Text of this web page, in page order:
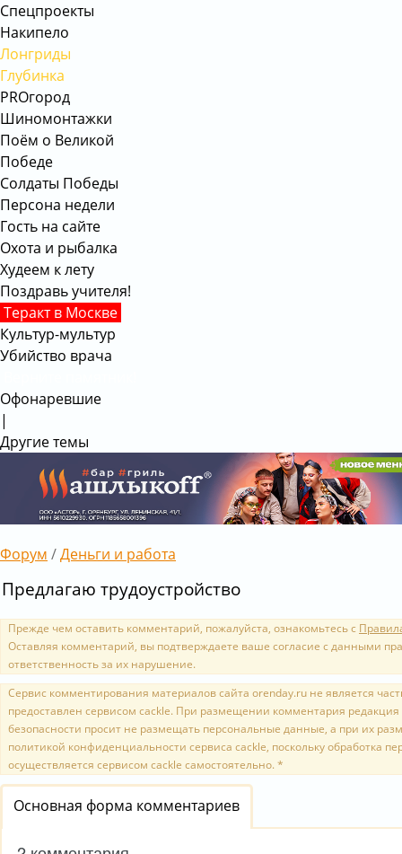
Спецпроекты
Накипело
Лонгриды
Глубинка
PROгород
Шиномонтажки
Поём о Великой
Победе
Солдаты Победы
Персона недели
Гость на сайте
Охота и рыбалка
Худеем к лету
Поздравь учителя!
Теракт в Москве
Культур-мультур
Убийство врача
Офонаревшие
|
Другие темы
Форум /Деньги и работа
Предлагаю трудоустройство
Прежде чем оставить комментарий, пожалуйста, ознакомьтесь с
Оставляя комментарий, вы подтверждаете ваше согласие с данными
ответственность за их нарушение.
Сервис комментирования материалов сайта orenday.ru не является
предоставлен сервисом cackle. При размещении комментария
безопасности просит не размещать персональные данные, а при их
политикой конфиденциальности сервиса cackle, поскольку обработка
осуществляется сервисом cackle самостоятельно. *
Основная форма комментариев